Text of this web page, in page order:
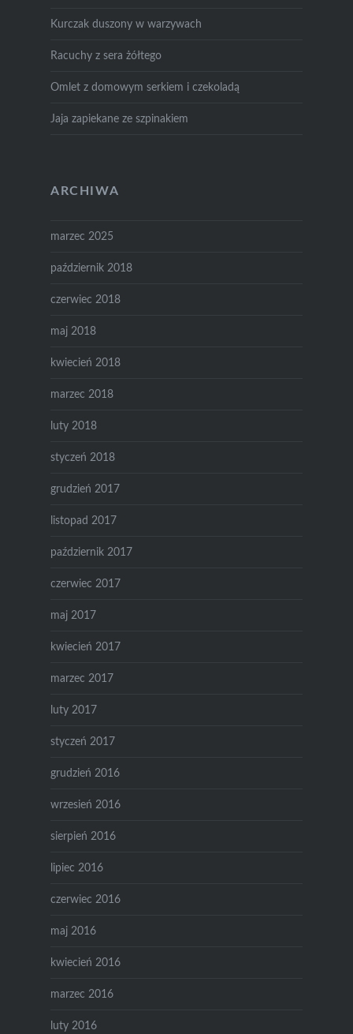
Kurczak duszony w warzywach
Racuchy z sera żółtego
Omlet z domowym serkiem i czekoladą
Jaja zapiekane ze szpinakiem
ARCHIWA
marzec 2025
październik 2018
czerwiec 2018
maj 2018
kwiecień 2018
marzec 2018
luty 2018
styczeń 2018
grudzień 2017
listopad 2017
październik 2017
czerwiec 2017
maj 2017
kwiecień 2017
marzec 2017
luty 2017
styczeń 2017
grudzień 2016
wrzesień 2016
sierpień 2016
lipiec 2016
czerwiec 2016
maj 2016
kwiecień 2016
marzec 2016
luty 2016